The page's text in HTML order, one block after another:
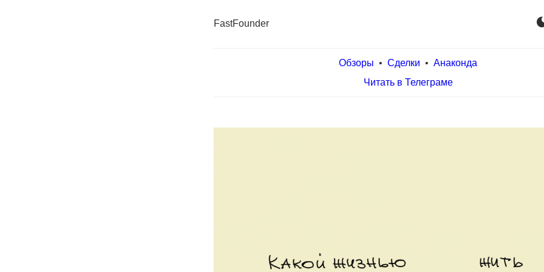
FastFounder
Обзоры • Сделки • Анаконда
Читать в Телеграме